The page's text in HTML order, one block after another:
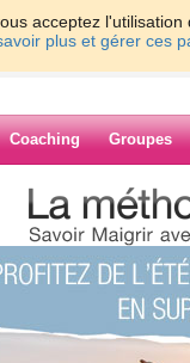
acceptez
plus et gérer ces
Coaching Groupes
> > LA
A